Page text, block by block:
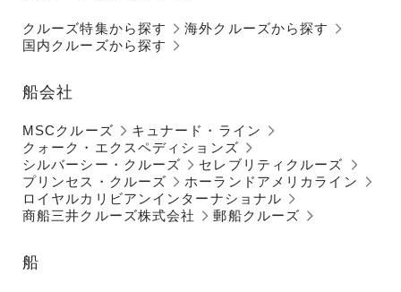
クルーズ特集から探す
国内クルーズから探す
海外クルーズから探す
船会社
MSCクルーズ
キュナード・ライン
クォーク・エクスペディションズ
シルバーシー・クルーズ
セレブリティクルーズ
プリンセス・クルーズ
ホーランドアメリカライン
ロイヤルカリビアンインターナショナル
商船三井クルーズ株式会社
郵船クルーズ
船